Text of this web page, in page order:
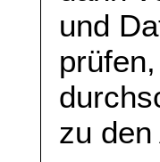
und
zu den